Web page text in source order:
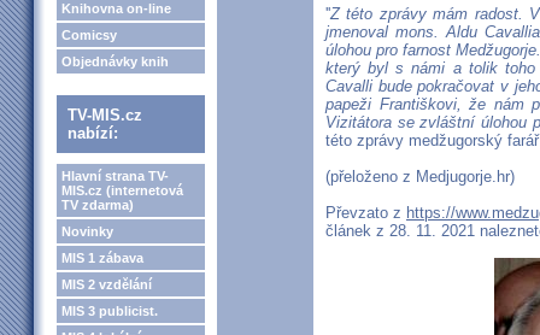
Knihovna on-line
Comicsy
Objednávky knih
TV-MIS.cz
nabízí:
Hlavní strana TV-
MIS.cz (internetová
TV zdarma)
Novinky
MIS 1 zábava
MIS 2 vzdělání
MIS 3 publicist.
''Z této zprávy mám radost.
jmenoval mons. Aldu
úlohou pro farnost
který byl s námi a tolik toho
Cavalli bude pokračovat v
papeži Františkovi, že nám
Vizitátora se zvláštní úlohou
této zprávy medžugorský
(přeloženo z Medjugorje.hr)
Převzato z https://
článek z 28. 11. 2021